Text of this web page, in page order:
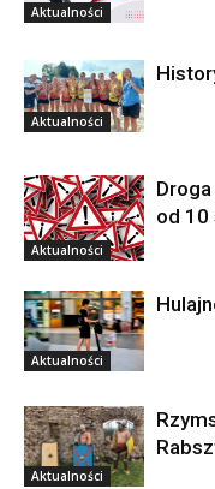
Aktualności
Aktualności
Aktualności
od 10
Aktualności
Aktualności